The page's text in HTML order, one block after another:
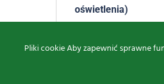
oświetlenia)
Pliki cookie Aby zapewnić sprawne